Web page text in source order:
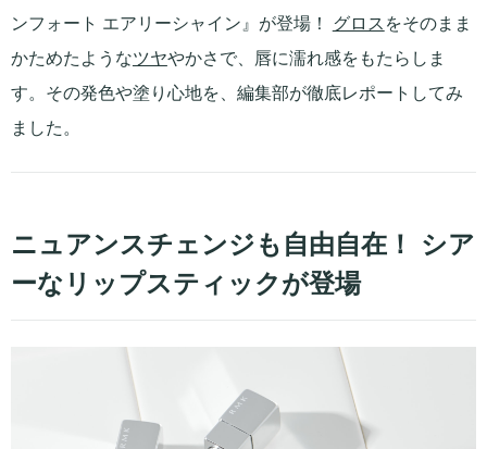
ンフォート エアリーシャイン』が登場！ グロス をそのまま
かためたようなツヤやかさで、唇に濡れ感をもたらしま
す。その発色や塗り心地を、編集部が徹底レポートしてみ
ました。
ニュアンスチェンジも自由自在！ シア
ーなリップスティックが登場